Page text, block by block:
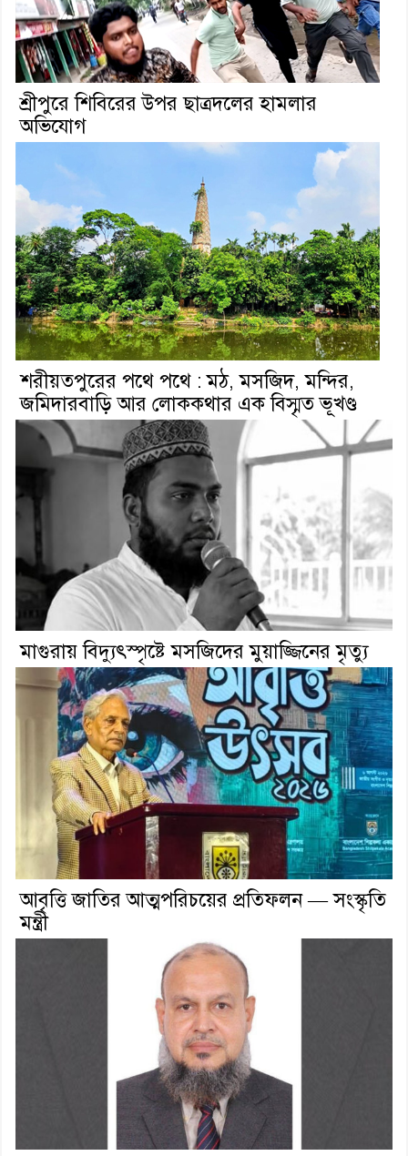
শ্রীপুরে শিবিরের উপর ছাত্রদলের হামলার
অভিযোগ
শরীয়তপুরের পথে পথে : মঠ, মসজিদ, মন্দির,
জমিদারবাড়ি আর লোককথার এক বিস্মৃত ভূখণ্ড
মাগুরায় বিদ্যুৎস্পৃষ্টে মসজিদের মুয়াজ্জিনের মৃত্যু
আবৃত্তি জাতির আত্মপরিচয়ের প্রতিফলন — সংস্কৃতি
মন্ত্রী